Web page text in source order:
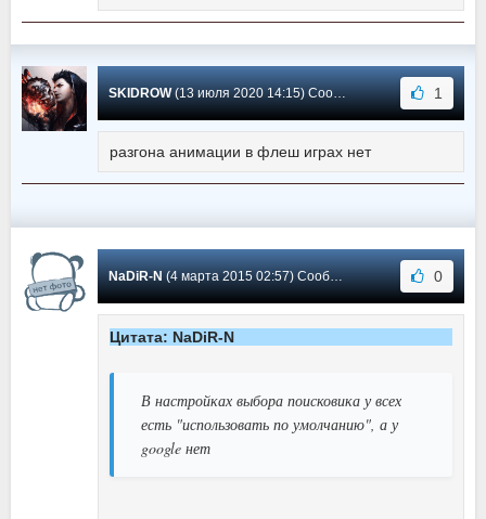
SKIDROW(13 июля 2020 14:15) Сообщение #44 1
разгона анимации в флеш играх нет
NaDiR-N(4 марта 2015 02:57) Сообщение #43 0
Цитата: NaDiR-N
В настройках выбора поисковика у всех
есть "использовать по умолчанию", а у
google нет